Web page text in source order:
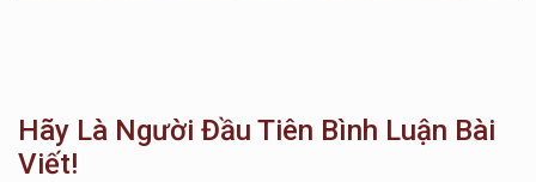
Hãy Là Người Đầu Tiên Bình Luận Bài
Viết!